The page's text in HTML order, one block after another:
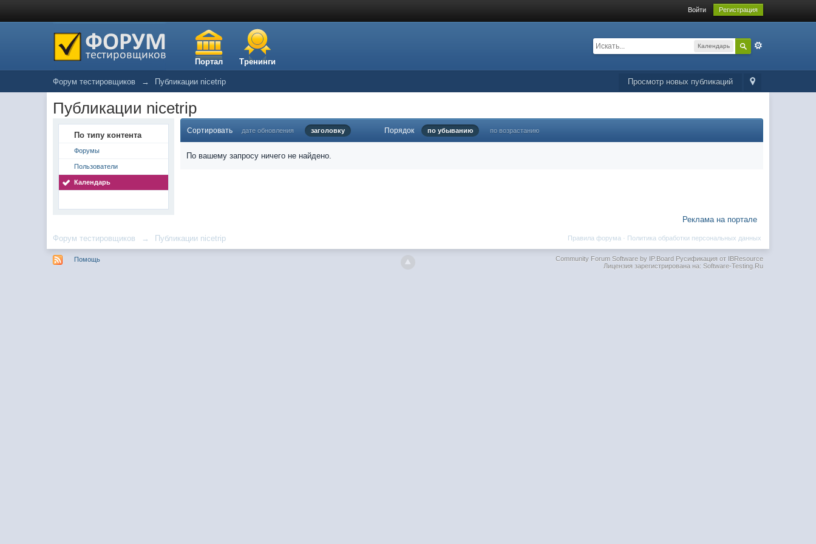
Войти Регистрация
Портал Тренинги
Календарь
Просмотр новых публикаций
Форум тестировщиков → Публикации nicetrip
Публикации nicetrip
По типу контента
Форумы
Пользователи
Календарь
Сортировать дате обновления заголовку Порядок по убыванию по возрастанию
По вашему запросу ничего не найдено.
Реклама на портале
Форум тестировщиков → Публикации nicetrip Политика обработки персональных данных
Правила форума ·
Помощь Community Forum Software by IP.BoardРусификация от IBResource
Лицензия зарегистрирована на: Software-Testing.Ru